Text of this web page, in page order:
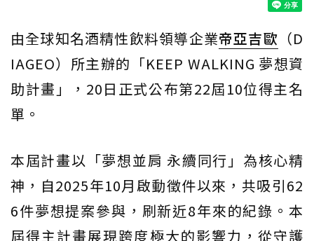
由全球知名酒精性飲料領導企業帝亞吉歐 （D
IAGEO）所主辦的「KEEP WALKING 夢想資
助計畫」，20日正式公布第22屆10位得主名
單。
本屆計畫以「夢想並肩 永續同行」為核心精
神，自2025年10月啟動徵件以來，共吸引62
6件夢想提案參與，刷新近8年來的紀錄。本
屆得主計畫展現跨度極大的影響力，從守護